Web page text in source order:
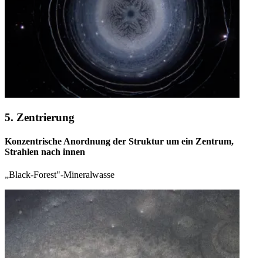
5. Zentrierung
Konzentrische Anordnung der Struktur um ein Zentrum,
Strahlen nach innen
„Black-Forest"-Mineralwasse